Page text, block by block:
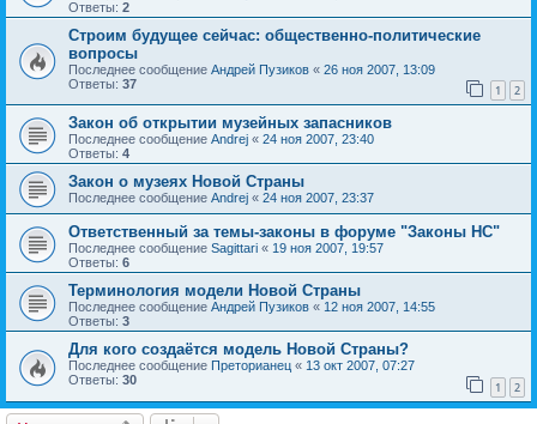
Ответы: 2
Строим будущее сейчас: общественно-политические
вопросы
Последнее сообщение Андрей Пузиков « 26 ноя 2007, 13:09
Ответы: 37 1 2
Закон об открытии музейных запасников
Последнее сообщение Andrej « 24 ноя 2007, 23:40
Ответы: 4
Закон о музеях Новой Страны
Последнее сообщение Andrej « 24 ноя 2007, 23:37
Ответственный за темы-законы в форуме "Законы НС"
Последнее сообщение Sagittari « 19 ноя 2007, 19:57
Ответы: 6
Терминология модели Новой Страны
Последнее сообщение Андрей Пузиков « 12 ноя 2007, 14:55
Ответы: 3
Для кого создаётся модель Новой Страны?
Последнее сообщение Преторианец « 13 окт 2007, 07:27
Ответы: 30 1 2